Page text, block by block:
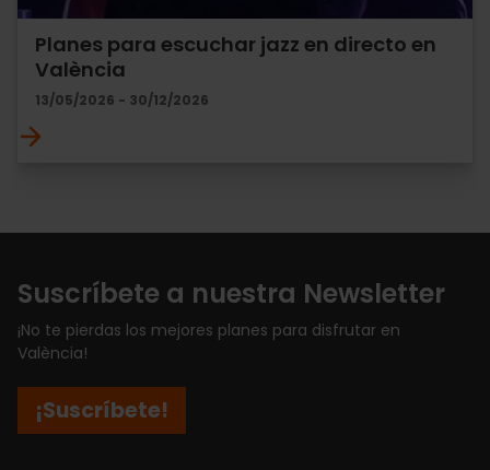
Planes para escuchar jazz en directo en
València
13/05/2026 - 30/12/2026
Suscríbete a nuestra Newsletter
¡No te pierdas los mejores planes para disfrutar en
València!
¡Suscríbete!